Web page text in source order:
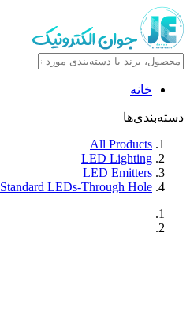
خانه
دسته‌بندی‌ها
All Products
LED Lighting
LED Emitters
Standard LEDs-Through Hole